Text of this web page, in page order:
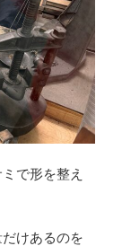
で形を整え
けあるのを